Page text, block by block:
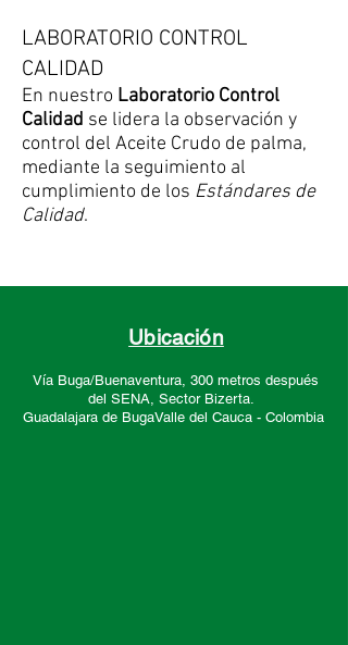
LABORATORIO CONTROL
CALIDAD
En nuestro Laboratorio Control
Calidad se lidera la observación y
control del Aceite Crudo de palma,
mediante la seguimiento al
cumplimiento de los Estándares de
Calidad.
Ubicación
Vía Buga/Buenaventura, 300 metros después
del SENA, Sector Bizerta.
Guadalajara de BugaValle del Cauca - Colombia